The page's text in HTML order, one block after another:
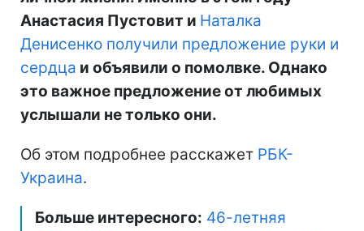
Анастасия Пустовит и Наталка
Денисенко получили предложение руки и
сердца и объявили о помолвке. Однако
это важное предложение от любимых
услышали не только они.
Об этом подробнее расскажет РБК-
Украина.
Больше интересного: 46-летняя